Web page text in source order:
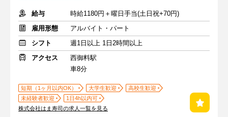
給与
時給1180円＋曜日手当(土日祝+70円)
雇用形態
アルバイト・パート
シフト
週1日以上 1日2時間以上
アクセス
西御料駅
車8分
短期（1ヶ月以内OK） 大学生歓迎
高校生歓迎
未経験者歓迎
1日4h以内可
株式会社はま寿司の求人一覧を見る